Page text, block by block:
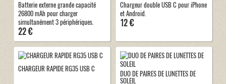
Batterie externe grande capacité
26800 mAh pour charger
simultanément 3 périphériques.
22 €
Chargeur double USB C pour iPhone
et Android.
12 €
CHARGEUR RAPIDE RG35 USB C
DUO DE PAIRES DE LUNETTES DE
SOLEIL